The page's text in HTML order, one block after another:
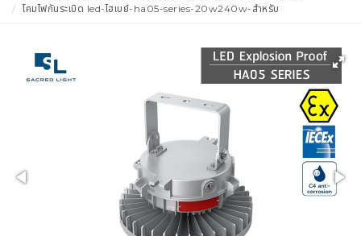
โคมไฟกันระเบิด led-ไฮเบย์-ha05-series-20w240w-สำหรับ